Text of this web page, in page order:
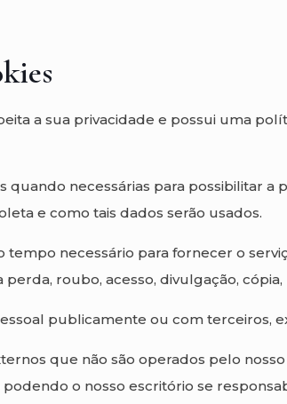
a sua privacidade e possui uma
quando necessárias para possibilitar
e como tais dados serão usados.
necessário para fornecer o
roubo, acesso, divulgação,
publicamente ou com terceiros,
que não são operados pelo
o nosso escritório se